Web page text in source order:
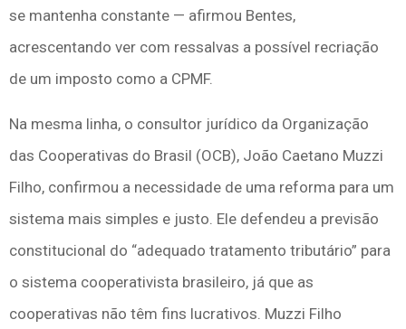
se mantenha constante — afirmou Bentes,
acrescentando ver com ressalvas a possível recriação
de um imposto como a CPMF.
Na mesma linha, o consultor jurídico da Organização
das Cooperativas do Brasil (OCB), João Caetano Muzzi
Filho, confirmou a necessidade de uma reforma para um
sistema mais simples e justo. Ele defendeu a previsão
constitucional do “adequado tratamento tributário” para
o sistema cooperativista brasileiro, já que as
cooperativas não têm fins lucrativos. Muzzi Filho